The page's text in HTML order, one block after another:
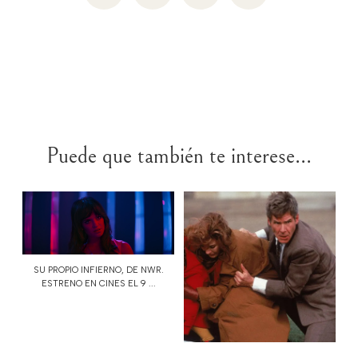
Puede que también te interese...
SU PROPIO INFIERNO, DE NWR.
ESTRENO EN CINES EL 9 ...